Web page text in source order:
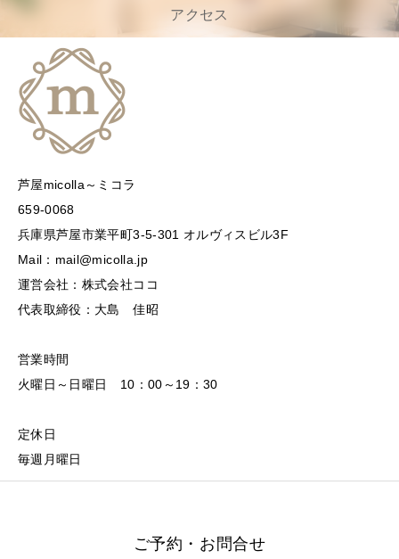
アクセス
芦屋micolla～ミコラ
659-0068
兵庫県芦屋市業平町3-5-301 オルヴィスビル3F
Mail：mail@micolla.jp
運営会社：株式会社ココ
代表取締役：大島 佳昭
営業時間
火曜日～日曜日 10：00～19：30
定休日
毎週月曜日
ご予約・お問合せ